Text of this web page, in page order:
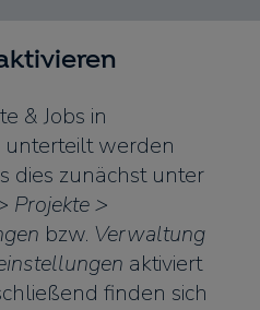
& Jobs in
werden
dies zunächst unter
Projekte >
bzw. Verwaltung
aktiviert
finden sich